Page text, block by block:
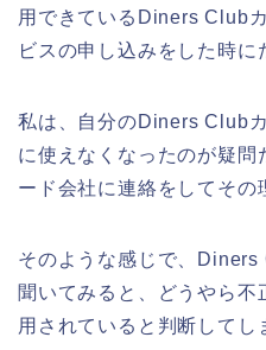
用できているDiners Club
ビスの申し込みをした時に
私は、自分のDiners Club
に使えなくなったのが疑
ード会社に連絡をしてその
そのような感じで、
聞いてみると、どうやら
用されていると判断して